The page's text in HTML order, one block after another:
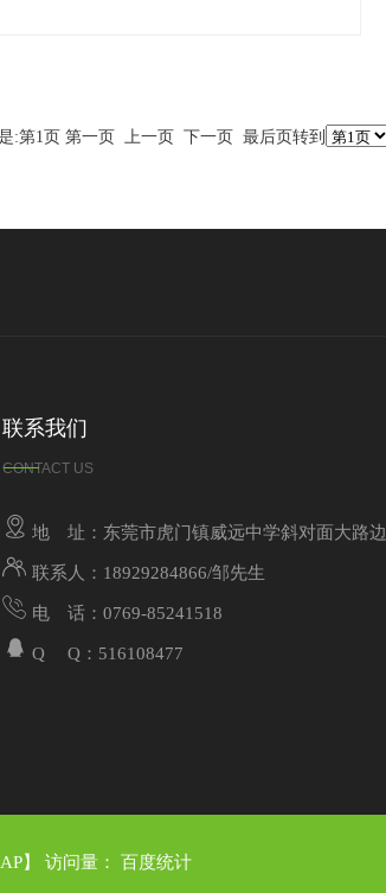
:第1页 第一页 上一页 下一页 最后页转到
联系我们
CONTACT US
地 址：东莞市虎门镇威远中学斜对面大路边
联系人：18929284866/邹先生
电 话：0769-85241518
Q Q：516108477
】 访问量： 百度统计